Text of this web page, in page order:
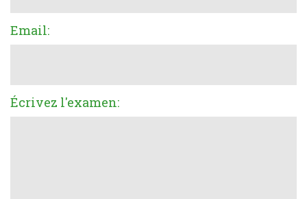
Email:
Écrivez l'examen: